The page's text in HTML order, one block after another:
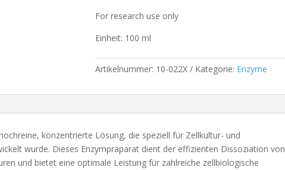
For research use only
Einheit: 100 ml
Artikelnummer: 10-022X Kategorie: Enzyme
konzentrierte Lösung, die speziell für Zellkultur- und
wurde. Dieses Enzympräparat dient der effizienten Dissoziation von
und bietet eine optimale Leistung für zahlreiche zellbiologische